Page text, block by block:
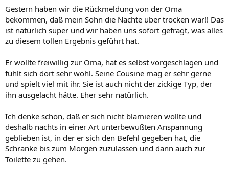
Gestern haben wir die Rückmeldung von der Oma
bekommen, daß mein Sohn die Nächte über trocken war!! Das
ist natürlich super und wir haben uns sofort gefragt, was alles
zu diesem tollen Ergebnis geführt hat.
Er wollte freiwillig zur Oma, hat es selbst vorgeschlagen und
fühlt sich dort sehr wohl. Seine Cousine mag er sehr gerne
und spielt viel mit ihr. Sie ist auch nicht der zickige Typ, der
ihn ausgelacht hätte. Eher sehr natürlich.
Ich denke schon, daß er sich nicht blamieren wollte und
deshalb nachts in einer Art unterbewußten Anspannung
geblieben ist, in der er sich den Befehl gegeben hat, die
Schranke bis zum Morgen zuzulassen und dann auch zur
Toilette zu gehen.